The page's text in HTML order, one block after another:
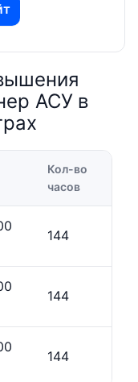
АСУ в
Кол-во
часов
144
144
144